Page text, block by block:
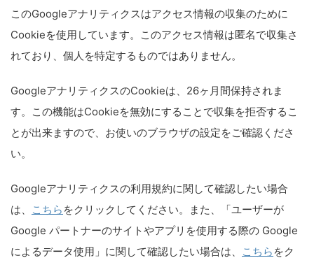
このGoogleアナリティクスはアクセス情報の収集のために
Cookieを使用しています。このアクセス情報は匿名で収集さ
れており、個人を特定するものではありません。
GoogleアナリティクスのCookieは、26ヶ月間保持されま
す。この機能はCookieを無効にすることで収集を拒否するこ
とが出来ますので、お使いのブラウザの設定をご確認くださ
い。
Googleアナリティクスの利用規約に関して確認したい場合
は、
こちら をクリックしてください。また、「ユーザーが
Google パートナーのサイトやアプリを使用する際の Google
によるデータ使用」に関して確認したい場合は、
こちら をク